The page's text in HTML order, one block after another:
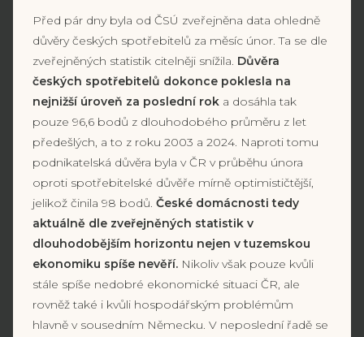
Před pár dny byla od ČSÚ zveřejněna data ohledně
důvěry českých spotřebitelů za měsíc únor. Ta se dle
zveřejněných statistik citelněji snížila. Důvěra
českých spotřebitelů dokonce poklesla na
nejnižší úroveň za poslední rok a dosáhla tak
pouze 96,6 bodů z dlouhodobého průměru z let
předešlých, a to z roku 2003 a 2024. Naproti tomu
podnikatelská důvěra byla v ČR v průběhu února
oproti spotřebitelské důvěře mírně optimističtější,
jelikož činila 98 bodů. České domácnosti tedy
aktuálně dle zveřejněných statistik v
dlouhodobějším horizontu nejen v tuzemskou
ekonomiku spíše nevěří. Nikoliv však pouze kvůli
stále spíše nedobré ekonomické situaci ČR, ale
rovněž také i kvůli hospodářským problémům
hlavně v sousedním Německu. V neposlední řadě se